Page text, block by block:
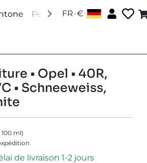
Peintures RAL Peintures
FR .€
• Opel • 40R,
• Schneeweiss,
100 ml)
de livraison 1-2 jours